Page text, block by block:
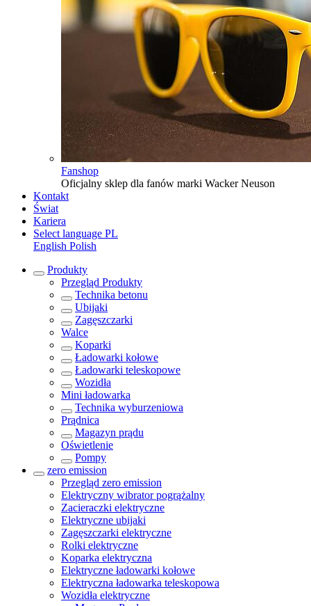
Fanshop
Oficjalny sklep dla fanów marki Wacker Neuson
Kontakt
Świat
Kariera
Select language PL
English Polish
Produkty
Przegląd Produkty
Technika betonu
Ubijaki
Zagęszczarki
Walce
Koparki
Ładowarki kołowe
Ładowarki teleskopowe
Wozidła
Mini ładowarka
Technika wyburzeniowa
Prądnica
Magazyn prądu
Oświetlenie
Pompy
zero emission
Przegląd zero emission
Elektryczny wibrator pogrążalny
Zacieraczki elektryczne
Elektryczne ubijaki
Zagęszczarki elektryczne
Rolki elektryczne
Koparka elektryczna
Elektryczne ładowarki kołowe
Elektryczna ładowarka teleskopowa
Wozidła elektryczne